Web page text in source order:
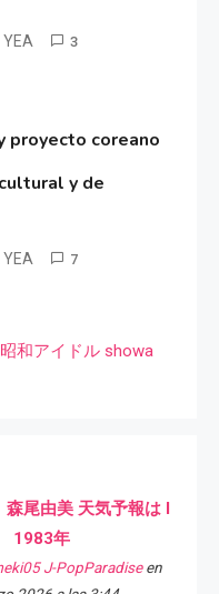
3
proyecto coreano
y de
7
和アイドル showa
森尾由美 天気予報は I
1983年
J-PopParadiseen